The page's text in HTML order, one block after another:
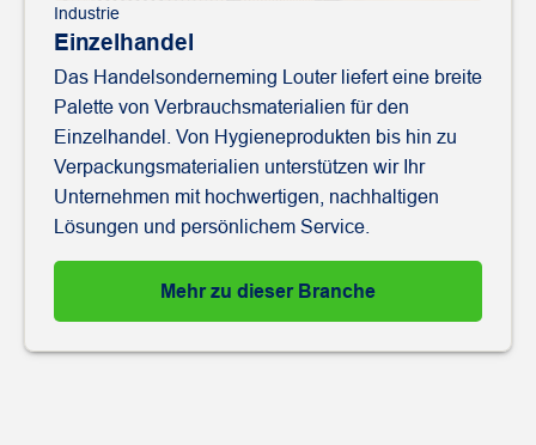
Industrie
Einzelhandel
Das Handelsonderneming Louter liefert eine breite
Palette von Verbrauchsmaterialien für den
Einzelhandel. Von Hygieneprodukten bis hin zu
Verpackungsmaterialien unterstützen wir Ihr
Unternehmen mit hochwertigen, nachhaltigen
Lösungen und persönlichem Service.
Mehr zu dieser Branche